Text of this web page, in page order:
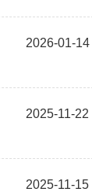
2026-01-14
2025-11-22
2025-11-15